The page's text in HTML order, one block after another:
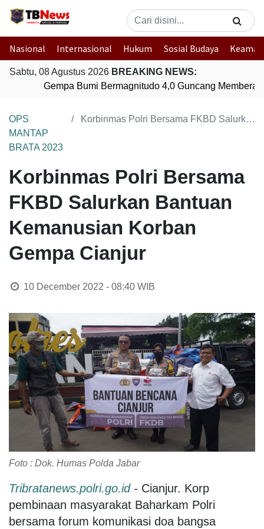
Nasional Internasional Hukum Sosial Budaya
Sabtu, 08 Agustus 2026 BREAKING NEWS:
Gempa Bumi Bermagnitudo 4,0 Guncang
OPS
MANTAP
BRATA 2023
Korbinmas Polri Bersama FKBD Salurkan Bantuan Kemanusian Korban Gempa Cianjur
Korbinmas Polri Bersama
FKBD Salurkan Bantuan
Kemanusian Korban
Gempa Cianjur
10 December 2022 - 08:40WIB
Foto : Dok. Humas Polda Jabar
Tribratanews.polri.go.id- Cianjur. Korp
pembinaan masyarakat Baharkam Polri
bersama forum komunikasi doa bangsa